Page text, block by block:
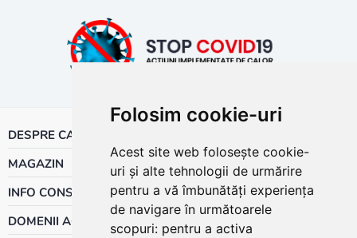
Folosim cookie-uri
Acest site web folosește cookie-
uri și alte tehnologii de urmărire
pentru a vă îmbunătăți experiența
de navigare în următoarele
scopuri: pentru a activa
DESPRE CALOR
MAGAZIN
INFO CONSUMATOR
DOMENII ACTIVITATE